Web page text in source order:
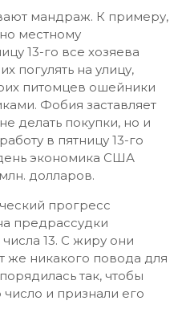
мандраж. К примеру,
местному
13-го все хозяева
погулять на улицу,
питомцев ошейники
Фобия заставляет
делать покупки, но и
в пятницу 13-го
день экономика США
долларов.
прогресс
предрассудки
13. С жиру они
же никакого повода для
так, чтобы
и признали его